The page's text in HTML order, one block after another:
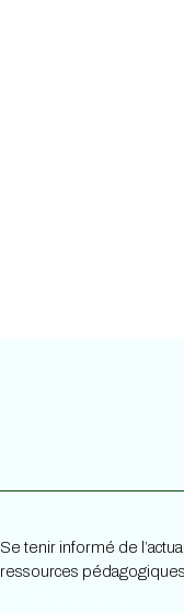
Se tenir informé de
ressources pédagogiques.